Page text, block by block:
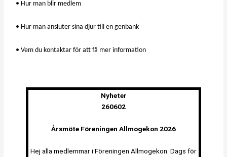
• Hur man blir medlem
• Hur man ansluter sina djur till en genbank
• Vem du kontaktar för att få mer information
Nyheter
260602
Årsmöte Föreningen Allmogekon 2026
Hej alla medlemmar i Föreningen Allmogekon. Dags för